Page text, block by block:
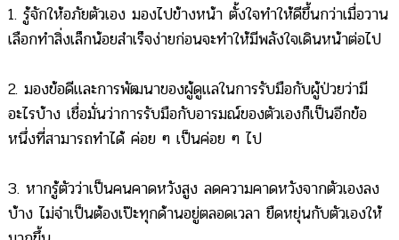
1. รู้จักให้อภัยตัวเอง มองไปข้างหน้า ตั้งใจทำให้ดีขึ้นกว่าเมื่อวาน
เลือกทำสิ่งเล็กน้อยสำเร็จง่ายก่อนจะทำให้มีพลังใจเดินหน้าต่อไป
2. มองข้อดีและการพัฒนาของผู้ดูแลในการรับมือกับผู้ป่วยว่ามี
อะไรบ้าง เชื่อมั่นว่าการรับมือกับอารมณ์ของตัวเองก็เป็นอีกข้อ
หนึ่งที่สามารถทำได้ ค่อย ๆ เป็นค่อย ๆ ไป
3. หากรู้ตัวว่าเป็นคนคาดหวังสูง ลดความคาดหวังจากตัวเองลง
บ้าง ไม่จำเป็นต้องเป๊ะทุกด้านอยู่ตลอดเวลา ยืดหยุ่นกับตัวเองให้